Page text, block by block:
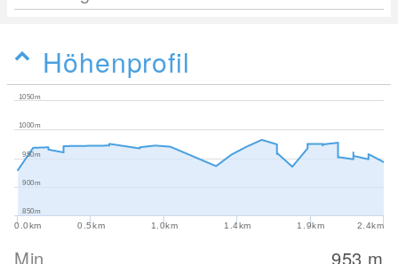
Höhenprofil
0.0km 0.5km 1.0km 1.4km 1.9km 2.4km
850m
900m
950m
1000m
1050m
Min 953 m